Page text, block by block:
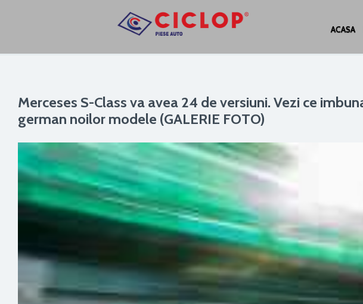
ACASA
Merceses S-Class va avea 24 de versiuni. Vezi ce
german noilor modele (GALERIE FOTO)